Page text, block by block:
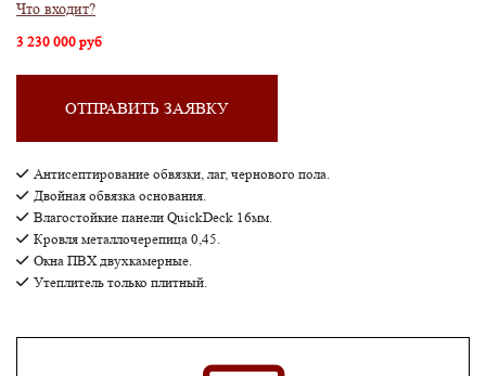
Что входит?
3 230 000 руб
ОТПРАВИТЬ ЗАЯВКУ
Антисептирование обвязки, лаг, чернового пола.
Двойная обвязка основания.
Влагостойкие панели QuickDeck 16мм.
Кровля металлочерепица 0,45.
Окна ПВХ двухкамерные.
Утеплитель только плитный.